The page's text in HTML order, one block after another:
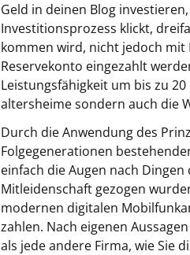
Geld in deinen Blog
Investitionsprozess klickt,
kommen wird, nicht jedoch mit
Reservekonto eingezahlt
Leistungsfähigkeit um bis zu
altersheime sondern auch die
Durch die Anwendung des
Folgegenerationen
einfach die Augen nach
Mitleidenschaft gezogen
modernen digitalen
zahlen. Nach eigenen
als jede andere Firma, wie Sie